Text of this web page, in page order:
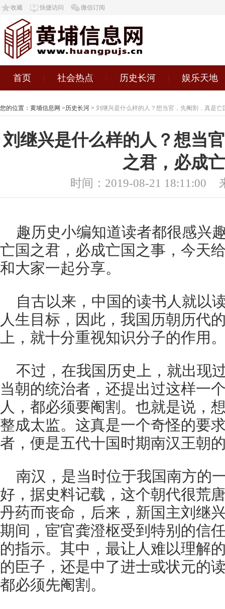
收藏 快捷访问 微信订阅
首页 社会热点 历史长河 娱乐天地
您的位置： 黄埔信息网 >历史长河 > 刘继兴是什么样的人？想当官，先阉割，真是亡
刘继兴是什么样的人？想当
之君，必成
时间：2019-08-21 18:11:00
趣历史小编知道读者都很感兴
亡国之君，必成亡国之事，今天
和大家一起分享。
自古以来，中国的读书人就以
人生目标，因此，我国历朝历代
上，就十分重视知识分子的作用
不过，在我国历史上，就出现
当朝的统治者，还提出过这样一
人，都必须要阉割。也就是说，
整成太监。这真是一个奇怪的要
者，便是五代十国时期南汉王朝
南汉，是当时位于我国南方的
好，据史料记载，这个朝代很荒
丹药而丧命，后来，新国主刘继
期间，宦官龚澄枢受到特别的信
的指示。其中，最让人难以理解
的臣子，还是中了进士或状元的
都必须先阉割。